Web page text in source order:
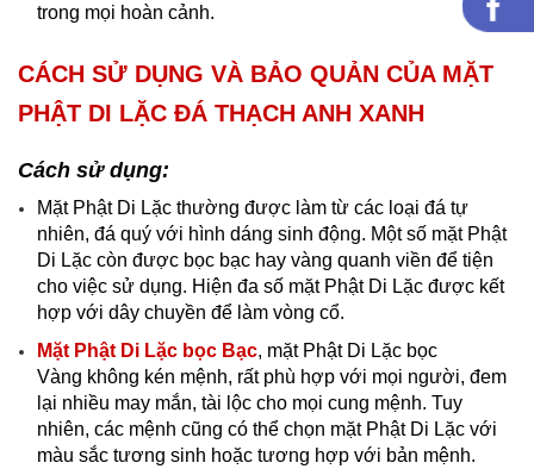
trong mọi hoàn cảnh.
CÁCH SỬ DỤNG VÀ BẢO QUẢN CỦA MẶT
PHẬT DI LẶC ĐÁ THẠCH ANH XANH
Cách sử dụng:
Mặt Phật Di Lặc thường được làm từ các loại đá tự
nhiên, đá quý với hình dáng sinh động. Một số mặt Phật
Di Lặc còn được bọc bạc hay vàng quanh viền để tiện
cho việc sử dụng. Hiện đa số mặt Phật Di Lặc được kết
hợp với dây chuyền để làm vòng cổ.
Mặt Phật Di Lặc bọc Bạc, mặt Phật Di Lặc bọc
Vàng không kén mệnh, rất phù hợp với mọi người, đem
lại nhiều may mắn, tài lộc cho mọi cung mệnh. Tuy
nhiên, các mệnh cũng có thể chọn mặt Phật Di Lặc với
màu sắc tương sinh hoặc tương hợp với bản mệnh.